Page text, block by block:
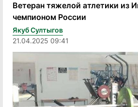
Ветеран тяжелой атлетики из
чемпионом России
Якуб Султыгов
21.04.2025 09:41